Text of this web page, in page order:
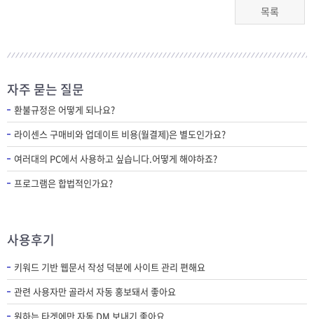
목록
자주 묻는 질문
환불규정은 어떻게 되나요?
라이센스 구매비와 업데이트 비용(월결제)은 별도인가요?
여러대의 PC에서 사용하고 싶습니다.어떻게 해야하죠?
프로그램은 합법적인가요?
사용후기
키워드 기반 웹문서 작성 덕분에 사이트 관리 편해요
관련 사용자만 골라서 자동 홍보돼서 좋아요
원하는 타겟에만 자동 DM 보내기 좋아요